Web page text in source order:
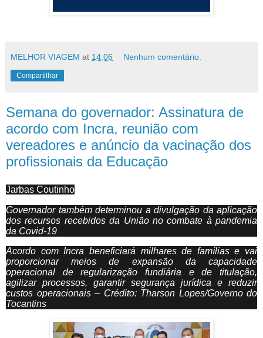
MELHOR VIAGEM at 14:06 Nenhum comentário:
Compartilhar
Semana do governador: Assinatura de
acordo com Incra, reunião com
vereadores e anúncio da vacinação dos
profissionais da Educação
Jarbas Coutinho
Governador também determinou a divulgação da aplicação
dos recursos recebidos da União no combate à pandemia
da Covid-19
Acordo com Incra beneficiará milhares de famílias e vai
proporcionar meios de expansão da capacidade
operacional de regularização fundiária e de titulação,
agilizar processos, garantir segurança jurídica e reduzir
custos operacionais – Crédito: Tharson Lopes/Governo do
Tocantins